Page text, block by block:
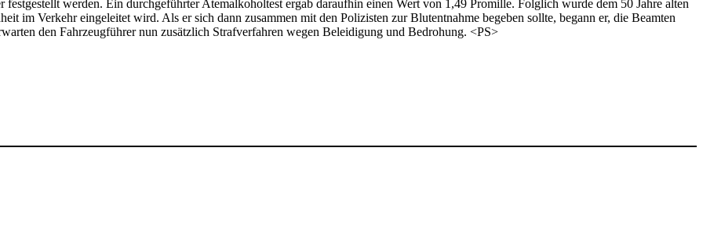
werden. Ein durchgeführter Atemalkoholtest ergab daraufhin einen Wert von 1,49 Promille. Folglich wurde dem 50 Jahre alten
im Verkehr eingeleitet wird. Als er sich dann zusammen mit den Polizisten zur Blutentnahme begeben sollte, begann er, die Beamten
den Fahrzeugführer nun zusätzlich Strafverfahren wegen Beleidigung und Bedrohung. <PS>